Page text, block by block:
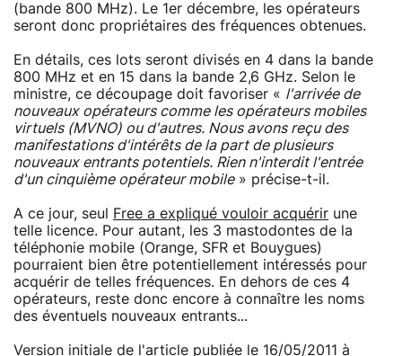
(bande 800 MHz). Le 1er décembre, les opérateurs
seront donc propriétaires des fréquences obtenues.
En détails, ces lots seront divisés en 4 dans la bande
800 MHz et en 15 dans la bande 2,6 GHz. Selon le
ministre, ce découpage doit favoriser « l'arrivée de
nouveaux opérateurs comme les opérateurs mobiles
virtuels (MVNO) ou d'autres. Nous avons reçu des
manifestations d'intérêts de la part de plusieurs
nouveaux entrants potentiels. Rien n'interdit l'entrée
d'un cinquième opérateur mobile» précise-t-il.
A ce jour, seul Free a expliqué vouloir acquérir une
telle licence. Pour autant, les 3 mastodontes de la
téléphonie mobile (Orange, SFR et Bouygues)
pourraient bien être potentiellement intéressés pour
acquérir de telles fréquences. En dehors de ces 4
opérateurs, reste donc encore à connaître les noms
des éventuels nouveaux entrants...
Version initiale de l'article publiée le 16/05/2011 à